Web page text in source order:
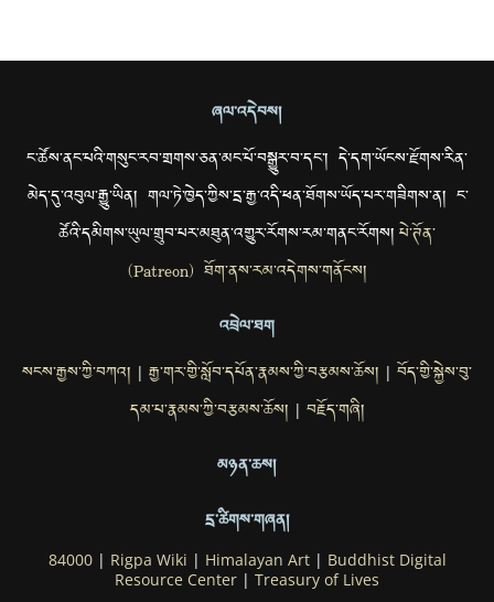
ཞལ་འདེབས།
ང་ཚོས་ནང་པའི་གསུང་རབ་གྲགས་ཅན་མང་པོ་བསྒྱུར་བ་དང་། དེ་དག་ཡོངས་རྫོགས་རིན་
མེད་དུ་འབུལ་རྒྱུ་ཡིན། གལ་ཏེ་ཁྱེད་ཀྱིས་དྲ་རྒྱ་འདི་ཕན་ཐོགས་ཡོད་པར་གཟིགས་ན། ང་
ཚོའི་དམིགས་ཡུལ་གྲུབ་པར་མཐུན་འགྱུར་རོགས་རམ་གནང་རོགས།པེ་ཊོན་
(Patreon) ཐོག་ནས་རམ་འདེགས་གནོངས།
འབྲེལ་ཐག
སངས་རྒྱས་ཀྱི་བཀའ། | རྒྱ་གར་གྱི་སློབ་དཔོན་རྣམས་ཀྱི་བརྩམས་ཆོས། | བོད་གྱི་སྐྱེས་བུ་
དམ་པ་རྣམས་ཀྱི་བརྩམས་ཆོས། | བརྗོད་གཞི།
མཉན་ཆས།
དྲ་ཚིགས་གཞན།
84000| Rigpa Wiki | Himalayan Art| Buddhist Digital
Resource Center | Treasury of Lives